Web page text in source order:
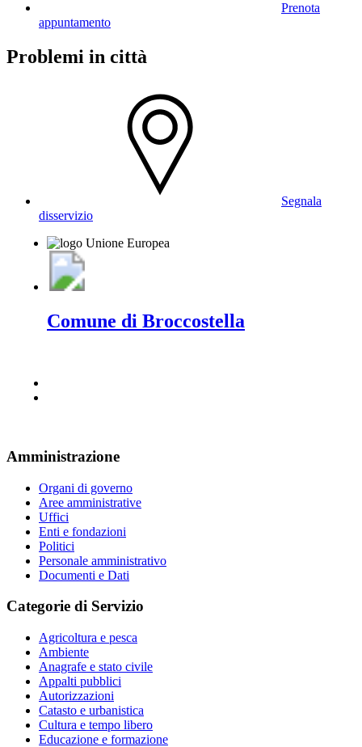
Prenota
appuntamento
Problemi in città
Segnala
disservizio
Comune di Broccostella
Amministrazione
Organi di governo
Aree amministrative
Uffici
Enti e fondazioni
Politici
Personale amministrativo
Documenti e Dati
Categorie di Servizio
Agricoltura e pesca
Ambiente
Anagrafe e stato civile
Appalti pubblici
Autorizzazioni
Catasto e urbanistica
Cultura e tempo libero
Educazione e formazione